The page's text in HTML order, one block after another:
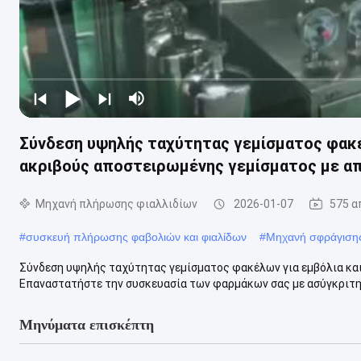
Σύνδεση υψηλής ταχύτητας γεμίσματος
ακριβούς αποστειρωμένης γεμίσματος με
Μηχανή πλήρωσης φιαλλιδίων 2026-01-07 575
#συσκευή πλήρωσης φαβολιών και φιαλίδων #Μηχανή
Σύνδεση υψηλής ταχύτητας γεμίσματος φακέλων για εμβόλια
Επαναστατήστε την συσκευασία των φαρμάκων σας με ασύγκριτη
Μηνύματα επισκέπτη